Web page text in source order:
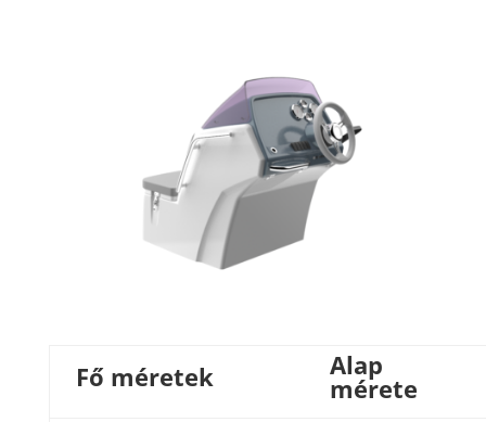
Fő méretek Alap
mérete